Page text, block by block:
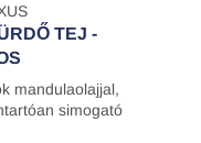
TEJ -
mandulaolajjal,
simogató